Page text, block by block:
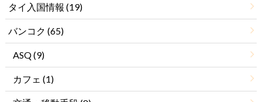
タイ入国情報 (19)
バンコク (65)
ASQ(9)
カフェ (1)